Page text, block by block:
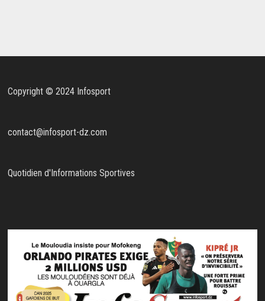
Copyright © 2024 Infosport
contact@infosport-dz.com
Quotidien d'Informations Sportives